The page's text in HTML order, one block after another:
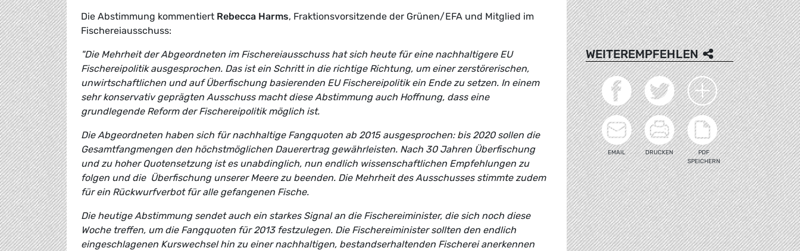
Die Abstimmung kommentiert Rebecca Harms, Fraktionsvorsitzende der Grünen/EFA und Mitglied im
Fischereiausschuss:
"Die Mehrheit der Abgeordneten im Fischereiausschuss hat sich heute für eine nachhaltigere EU
Fischereipolitik ausgesprochen. Das ist ein Schritt in die richtige Richtung, um einer zerstörerischen,
unwirtschaftlichen und auf Überfischung basierenden EU Fischereipolitik ein Ende zu setzen. In einem
sehr konservativ geprägten Ausschuss macht diese Abstimmung auch Hoffnung, dass eine
grundlegende Reform der Fischereipolitik möglich ist.
Die Abgeordneten haben sich für nachhaltige Fangquoten ab 2015 ausgesprochen: bis 2020 sollen die
Gesamtfangmengen den höchstmöglichen Dauerertrag gewährleisten. Nach 30 Jahren Überfischung
und zu hoher Quotensetzung ist es unabdinglich, nun endlich wissenschaftlichen Empfehlungen zu
folgen und die Überfischung unserer Meere zu beenden. Die Mehrheit des Ausschusses stimmte zudem
für ein Rückwurfverbot für alle gefangenen Fische.
Die heutige Abstimmung sendet auch ein starkes Signal an die Fischereiminister, die sich noch diese
Woche treffen, um die Fangquoten für 2013 festzulegen. Die Fischereiminister sollten den endlich
eingeschlagenen Kurswechsel hin zu einer nachhaltigen, bestandserhaltenden Fischerei anerkennen
WEITEREMPFEHLEN
EMAIL DRUCKEN
PDF
SPEICHERN